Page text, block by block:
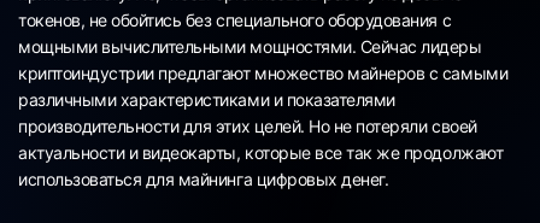
токенов, не обойтись без специального оборудования с
мощными вычислительными мощностями. Сейчас лидеры
криптоиндустрии предлагают множество майнеров с самыми
различными характеристиками и показателями
производительности для этих целей. Но не потеряли своей
актуальности и видеокарты, которые все так же продолжают
использоваться для майнинга цифровых денег.